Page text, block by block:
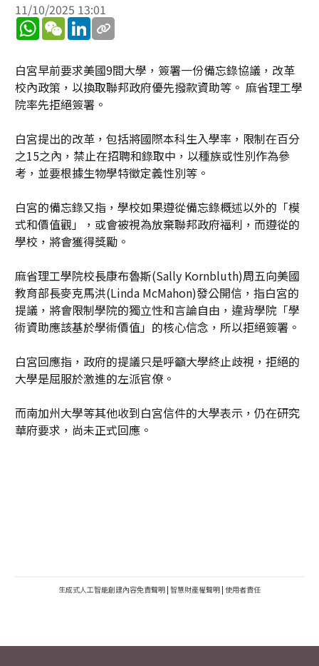
11/10/2025 13:01
WhatsApp
WeChatLinkedIn
白宮早前要求美國9間大學，簽署一份備忘錄協議，改革
校內政策，以換取聯邦政府優先撥款資助等。 麻省理工學
院率先拒絕簽署。
白宮提出的改革，包括將國際本科生入學率，限制在百分
之15之內，禁止在招聘和錄取中，以種族或性別作為參
考，並要根據生物學特徵定義性別等。
白宮的備忘錄又指，學校如果遵從備忘錄概述以外的「模
式和價值觀」，或會被視為放棄聯邦政府福利，而遵從的
學校，將會獲得獎勵。
麻省理工學院校長康布魯斯(Sally Kornbluth)周五向美國
教育部長麥克馬洪(Linda McMahon)發公開信，指白宮的
提議，將會限制學院的獨立性和言論自由，違背學院「學
術資助應該基於學術價值」的核心信念，所以拒絕簽署。
白宮回應指，政府的提議只是呼籲大學終止歧視，拒絕的
大學是屈服於激進的左派官僚。
而南加州大學等其他收到白宮信件的大學表示，仍在研究
華府要求，尚未正式回應。
生成式人工智能創建內容免責聲明 | 智慧財產權聲明 | 使用者責任